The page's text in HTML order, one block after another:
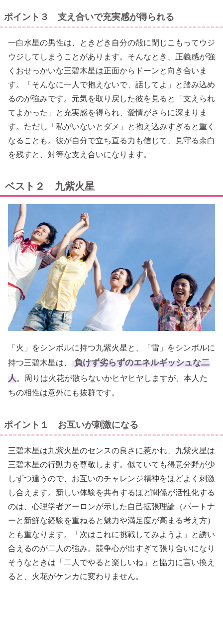
ポイント３ 支え合いで充実感が得られる
一白水星の男性は、ときどき自分の殻に閉じこもってウジ
ウジしてしまうことがあります。そんなとき、正義感が強
くおせっかいな三碧木星は正面からドーンと向き合いま
す。「そんなに一人で抱えないで、話してよ」と踏み込め
るのが強みです。元気を取り戻した彼を見ると「支えられ
てよかった」と充実感を得られ、愛情がさらに深まりま
す。ただし「私がいないとダメ」と抱え込みすぎると重く
なることも。彼が自分で立ち直る力も信じて、見守る余白
を残すと、対等な支え合いになります。
ベスト２ 九紫火星
「火」をシンボルに持つ九紫火星と、「雷」をシンボルに
持つ三碧木星は、
負けず劣らずのエネルギッシュな二
人。周りは火花が散らないかヒヤヒヤしますが、本人た
ちの相性は意外にも抜群です。
ポイント１ お互いが刺激になる
三碧木星は九紫火星のセンスの良さに惹かれ、九紫火星は
三碧木星の行動力を尊敬します。似ていても得意分野が少
しずつ違うので、お互いのチャレンジ精神をほどよく刺激
し合えます。新しい体験を共有するほど関係が活性化する
のは、心理学者アーロンが示した自己拡張理論（パートナ
ーと新鮮な経験を重ねると魅力や満足度が高まる考え方）
とも重なります。「次はこれに挑戦してみようよ」と誘い
合えるのが二人の強み。競争心が出すぎて張り合いになり
そうなときは「二人でやると楽しいね」と協力に言い換え
ると、火花がケンカに変わりません。